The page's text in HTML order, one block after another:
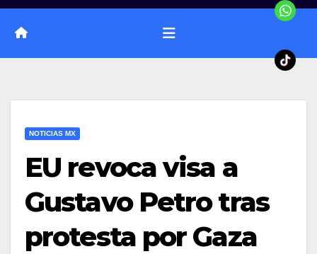
NOTICIAS MX
EU revoca visa a
Gustavo Petro tras
protesta por Gaza